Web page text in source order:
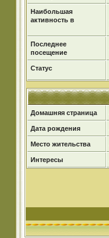
Наибольшая
активность в
Последнее
посещение
Статус
Домашняя страница
Дата рождения
Место жительства
Интересы